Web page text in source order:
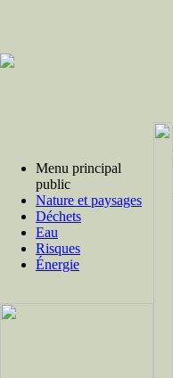
Menu principal
public
Nature et paysages
Déchets
Eau
Risques
Énergie